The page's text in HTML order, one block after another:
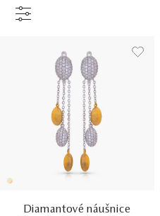
Diamantové náušnice